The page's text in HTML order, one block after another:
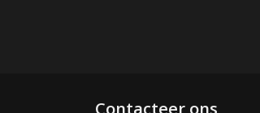
Contacteer ons